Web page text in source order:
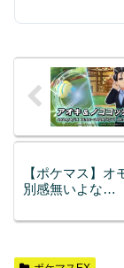
【ポケマス】オ
別感無いよな…